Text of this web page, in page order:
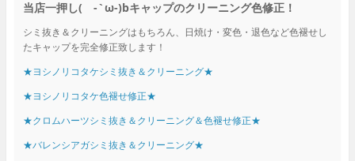
当店一押し( -`ω-)bキャップのクリーニング色修正！
シミ抜き＆クリーニングはもちろん、日焼け・変色・退色など色褪せし
たキャップを完全修正致します！
★ヨシノリコタケシミ抜き＆クリーニング★
★ヨシノリコタケ色褪せ修正★
★クロムハーツシミ抜き＆クリーニング＆色褪せ修正★
★バレンシアガシミ抜き＆クリーニング★